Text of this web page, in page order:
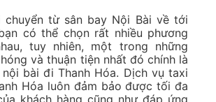
từ sân bay Nội Bài về tới
có thể chọn rất nhiều phương
tuy nhiên, một trong những
và thuận tiện nhất đó chính là
bài đi Thanh Hóa. Dịch vụ taxi
Hóa luôn đảm bảo được tối đa